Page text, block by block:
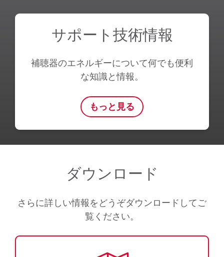
サポート技術情報
補聴器のエネルギーについて何でも便利
な知識と情報。
もっと見る
ダウンロード
さらに詳しい情報をどうぞダウンロードしてご
覧ください。